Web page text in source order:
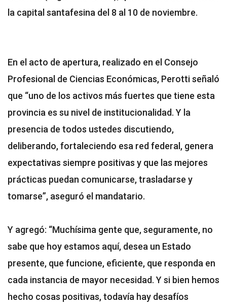
la capital santafesina del 8 al 10 de noviembre.
En el acto de apertura, realizado en el Consejo
Profesional de Ciencias Económicas, Perotti señaló
que “uno de los activos más fuertes que tiene esta
provincia es su nivel de institucionalidad. Y la
presencia de todos ustedes discutiendo,
deliberando, fortaleciendo esa red federal, genera
expectativas siempre positivas y que las mejores
prácticas puedan comunicarse, trasladarse y
tomarse”, aseguró el mandatario.
Y agregó: “Muchísima gente que, seguramente, no
sabe que hoy estamos aquí, desea un Estado
presente, que funcione, eficiente, que responda en
cada instancia de mayor necesidad. Y si bien hemos
hecho cosas positivas, todavía hay desafíos